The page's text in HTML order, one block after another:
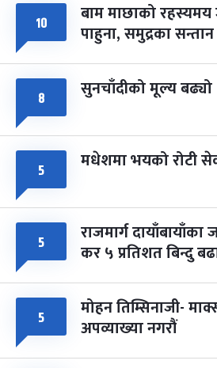
८ फागुपूर्णिमा
चैत्र ८, २०८३-Mar 22, 2027
१० बाम माछाको
पाहुना, समुद्रका सन्तान
८ सुनचाँदीको मूल्य बढ्यो
५ मधेशमा भयको रोटी
५ राजमार्ग दायाँबायाँका
कर ५ प्रतिशत बिन्दु
५ मोहन तिम्सिनाजी-
अपव्याख्या नगरौं